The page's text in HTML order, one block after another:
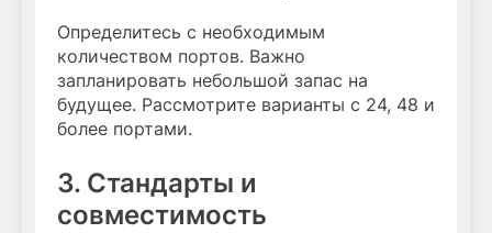
Определитесь с необходимым
количеством портов. Важно
запланировать небольшой запас на
будущее. Рассмотрите варианты с 24, 48 и
более портами.
3. Стандарты и
совместимость